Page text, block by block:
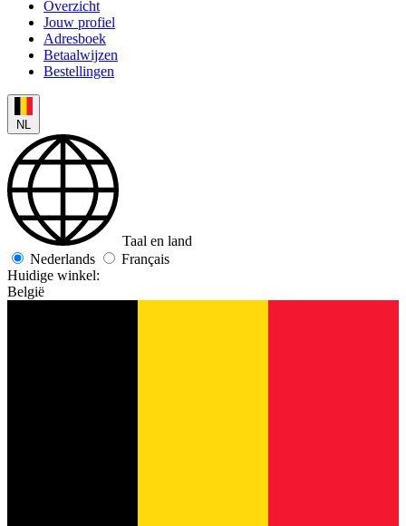
Overzicht
Jouw profiel
Adresboek
Betaalwijzen
Bestellingen
NL
Taal en land
Nederlands
Français
Huidige winkel:
België